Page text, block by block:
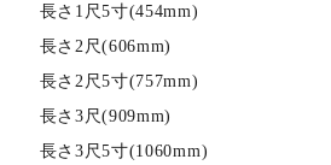
長さ1尺5寸(454mm)
長さ2尺(606mm)
長さ2尺5寸(757mm)
長さ3尺(909mm)
長さ3尺5寸(1060mm)